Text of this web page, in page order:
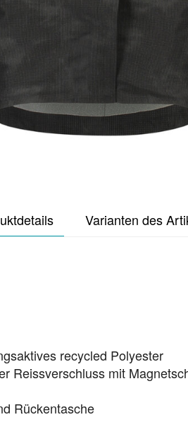
Varianten des
recycled Polyester
Reissverschluss mit
Rückentasche